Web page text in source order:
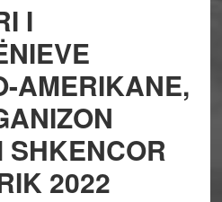
I
AMERIKANE,
SHKENCOR
2022